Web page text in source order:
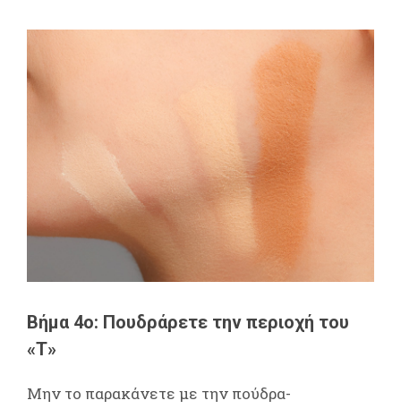
Βήμα 4ο: Πουδράρετε την περιοχή του
«Τ»
Μην το παρακάνετε με την πούδρα-